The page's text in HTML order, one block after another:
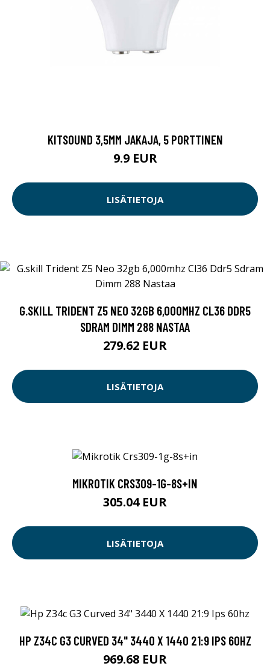
KITSOUND 3,5MM JAKAJA, 5 PORTTINEN
9.9 EUR
LISÄTIETOJA
G.SKILL TRIDENT Z5 NEO 32GB 6,000MHZ CL36 DDR5
SDRAM DIMM 288 NASTAA
279.62 EUR
LISÄTIETOJA
MIKROTIK CRS309-1G-8S+IN
305.04 EUR
LISÄTIETOJA
HP Z34C G3 CURVED 34" 3440 X 1440 21:9 IPS 60HZ
969.68 EUR